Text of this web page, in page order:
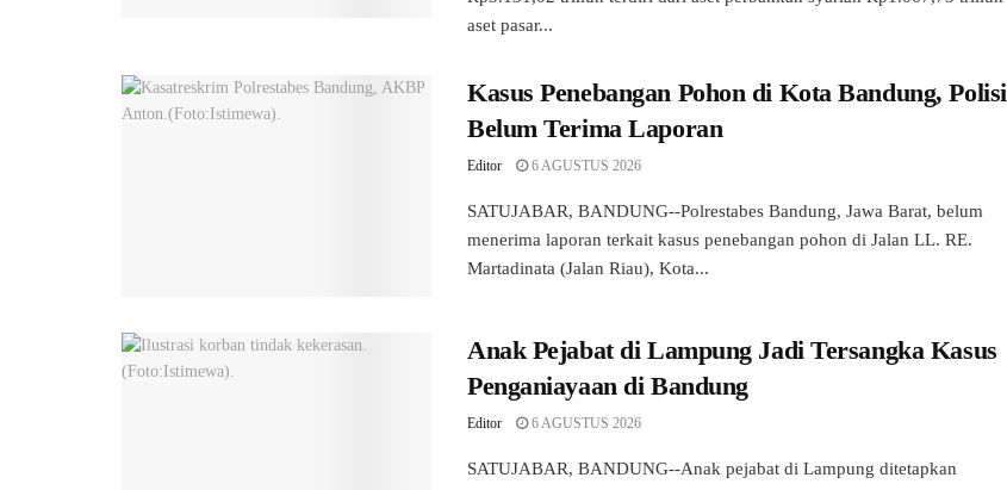
aset pasar...
Kasus Penebangan Pohon di Kota Bandung, Polisi
Belum Terima Laporan
Editor 6 AGUSTUS 2026
SATUJABAR, BANDUNG--Polrestabes Bandung, Jawa Barat, belum
menerima laporan terkait kasus penebangan pohon di Jalan LL. RE.
Martadinata (Jalan Riau), Kota...
Anak Pejabat di Lampung Jadi Tersangka Kasus
Penganiayaan di Bandung
Editor 6 AGUSTUS 2026
SATUJABAR, BANDUNG--Anak pejabat di Lampung ditetapkan